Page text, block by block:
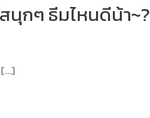
นุกๆ ธีมไหนดีน้า~?
[…]